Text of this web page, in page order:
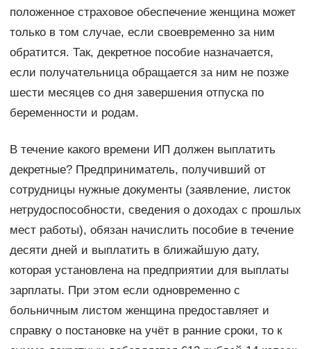
положенное страховое обеспечение женщина может
только в том случае, если своевременно за ним
обратится. Так, декретное пособие назначается,
если получательница обращается за ним не позже
шести месяцев со дня завершения отпуска по
беременности и родам.
В течение какого времени ИП должен выплатить
декретные? Предприниматель, получивший от
сотрудницы нужные документы (заявление, листок
нетрудоспособности, сведения о доходах с прошлых
мест работы), обязан начислить пособие в течение
десяти дней и выплатить в ближайшую дату,
которая установлена на предприятии для выплаты
зарплаты. При этом если одновременно с
больничным листом женщина предоставляет и
справку о постановке на учёт в ранние сроки, то к